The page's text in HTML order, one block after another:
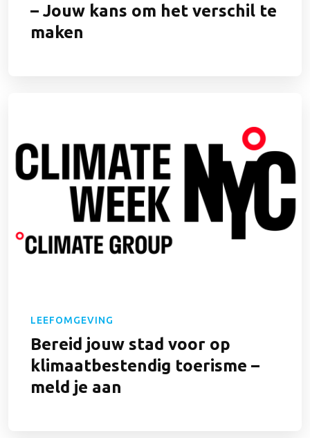
– Jouw kans om het verschil te
maken
LEEFOMGEVING
Bereid jouw stad voor op
klimaatbestendig toerisme –
meld je aan